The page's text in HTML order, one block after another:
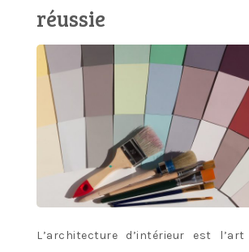
réussie
L’architecture d’intérieur est